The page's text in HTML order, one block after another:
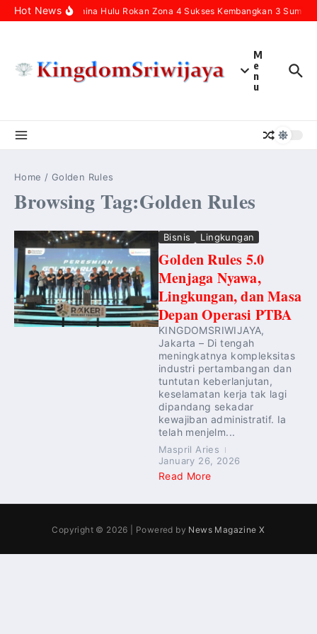
Skip to content
Hot NewsPertamina Hulu Rokan Zona 4 Sukses Kembangkan 3
M
e
n
u
Home / Golden Rules
Browsing Tag:Golden Rules
Bisnis Lingkungan
Golden Rules 5.0
Menjaga Nyawa,
Lingkungan, dan Masa
Depan Operasi PTBA
KINGDOMSRIWIJAYA,
Jakarta – Di tengah
meningkatnya kompleksitas
industri pertambangan dan
tuntutan keberlanjutan,
keselamatan kerja tak lagi
dipandang sekadar
kewajiban administratif. Ia
telah menjelm...
Maspril Aries
January 26, 2026
Read More
Copyright © 2026 | Powered by News Magazine X